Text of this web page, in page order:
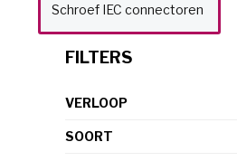
Schroef IEC connectoren
FILTERS
VERLOOP
SOORT